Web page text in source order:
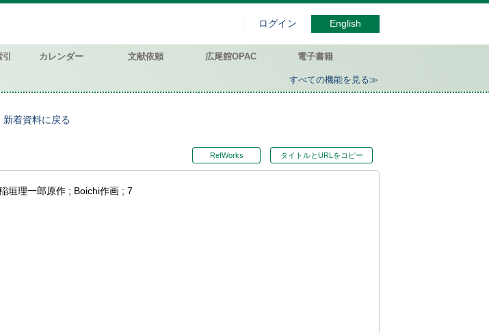
ログイン English
カレンダー 文献依頼 広尾館OPAC 電子書籍
すべての機能を見る≫
新着資料に戻る
RefWorks タイトルとURLをコピー
垣理一郎原作 ; Boichi作画 ; 7